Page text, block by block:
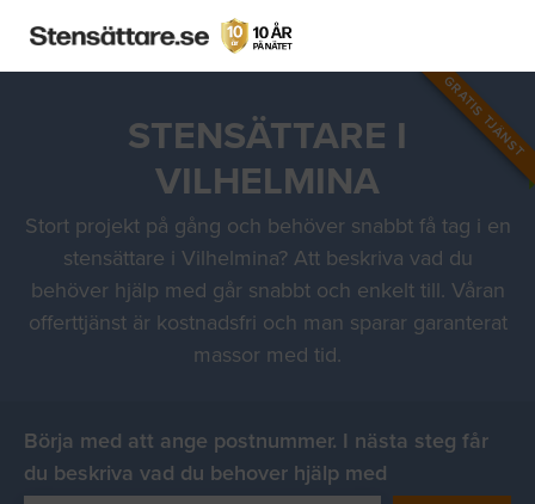
GRATIS TJÄNST
STENSÄTTARE I
VILHELMINA
Stort projekt på gång och behöver snabbt få tag i en
stensättare i Vilhelmina? Att beskriva vad du
behöver hjälp med går snabbt och enkelt till. Våran
offerttjänst är kostnadsfri och man sparar garanterat
massor med tid.
Börja med att ange postnummer. I nästa steg får
du beskriva vad du behover hjälp med